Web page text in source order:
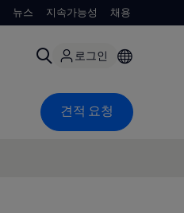
뉴스 지속가능성 채용
로그인
견적 요청